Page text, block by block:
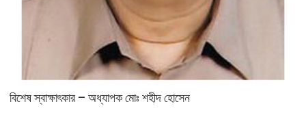
বিশেষ স্বাক্ষাৎকার – অধ্যাপক মোঃ শহীদ হোসেন